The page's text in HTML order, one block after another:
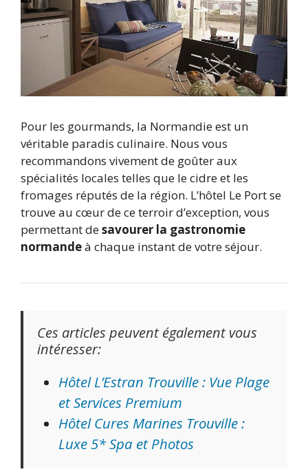
Pour les gourmands, la Normandie est un
véritable paradis culinaire. Nous vous
recommandons vivement de goûter aux
spécialités locales telles que le cidre et les
fromages réputés de la région. L’hôtel Le Port se
trouve au cœur de ce terroir d’exception, vous
permettant desavourer la gastronomie
normandeà chaque instant de votre séjour.
Ces articles peuvent également vous
intéresser:
Hôtel L’Estran Trouville : Vue Plage
et Services Premium
Hôtel Cures Marines Trouville :
Luxe 5* Spa et Photos